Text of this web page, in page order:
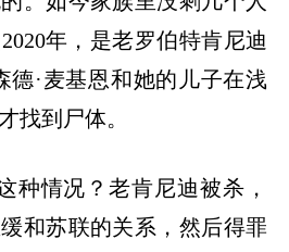
2020年，是老罗伯特肯尼迪
德·麦基恩和她的儿子在浅
找到尸体。
种情况？老肯尼迪被杀，
和苏联的关系，然后得罪